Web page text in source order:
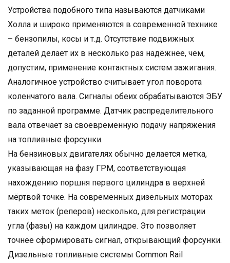
Устройства подобного типа называются датчиками
Холла и широко применяются в современной технике
– бензопилы, косы и т.д. Отсутствие подвижных
деталей делает их в несколько раз надёжнее, чем,
допустим, применение контактных систем зажигания.
Аналогичное устройство считывает угол поворота
коленчатого вала. Сигналы обеих обрабатываются ЭБУ
по заданной программе. Датчик распределительного
вала отвечает за своевременную подачу напряжения
на топливные форсунки.
На бензиновых двигателях обычно делается метка,
указывающая на фазу ГРМ, соответствующая
нахождению поршня первого цилиндра в верхней
мёртвой точке. На современных дизельных моторах
таких меток (реперов) несколько, для регистрации
угла (фазы) на каждом цилиндре. Это позволяет
точнее сформировать сигнал, открывающий форсунки.
Дизельные топливные системы Common Rail